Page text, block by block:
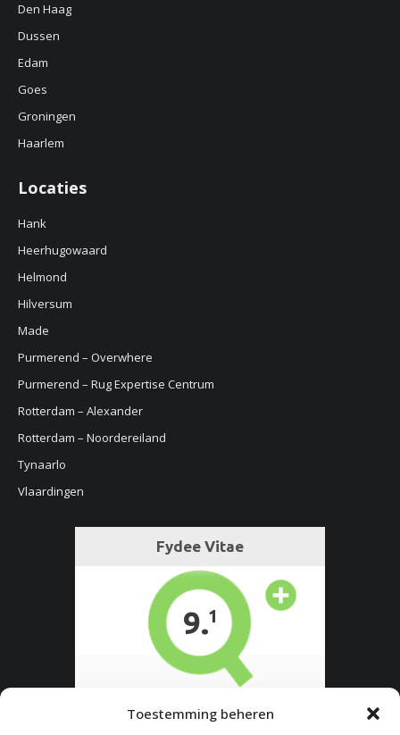
Toestemming beheren
Den Haag
Dussen
Edam
Goes
Groningen
Haarlem
Locaties
Hank
Heerhugowaard
Helmond
Hilversum
Made
Purmerend – Overwhere
Purmerend – Rug Expertise Centrum
Rotterdam – Alexander
Rotterdam – Noordereiland
Tynaarlo
Vlaardingen